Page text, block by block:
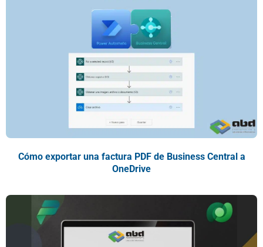
Cómo exportar una factura PDF de Business Central a
OneDrive